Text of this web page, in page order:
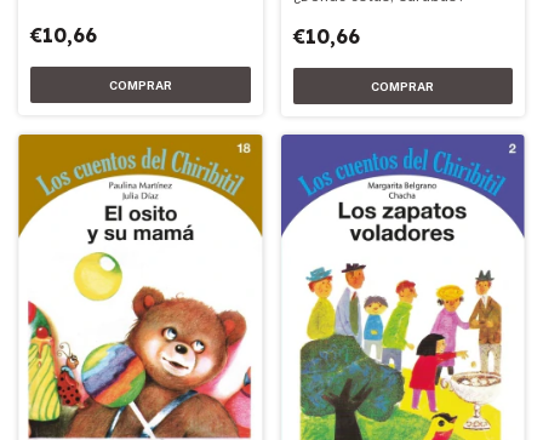
€10,66 €10,66